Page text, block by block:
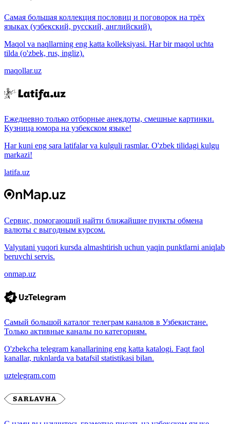
Самая большая коллекция пословиц и поговорок на трёх
языках (узбекский, русский, английский).
Maqol va naqllarning eng katta kolleksiyasi. Har bir maqol uchta
tilda (o'zbek, rus, ingliz).
maqollar.uz
Ежедневно только отборные анекдоты, смешные картинки.
Кузница юмора на узбекском языке!
Har kuni eng sara latifalar va kulguli rasmlar. O'zbek tilidagi kulgu
markazi!
latifa.uz
Сервис, помогающий найти ближайшие пункты обмена
валюты с выгодным курсом.
Valyutani yuqori kursda almashtirish uchun yaqin punktlarni aniqlab
beruvchi servis.
onmap.uz
Самый большой каталог телеграм каналов в Узбекистане.
Только активные каналы по категориям.
O'zbekcha telegram kanallarining eng katta katalogi. Faqt faol
kanallar, ruknlarda va batafsil statistikasi bilan.
uztelegram.com